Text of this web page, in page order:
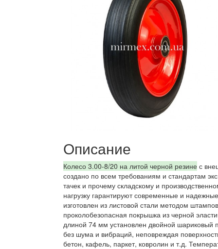
Описание
Колесо 3.00-8/20 на литой черной резине с
создано по всем требованиям и стандартам
тачек и прочему складскому и
нагрузку гарантируют современные и
изготовлен из листовой стали методом
проколобезопасная покрышка из черной
длиной 74 мм установлен двойной шариковый
без шума и вибраций, неповреждая
бетон, кафель, паркет, ковролин и т.д.